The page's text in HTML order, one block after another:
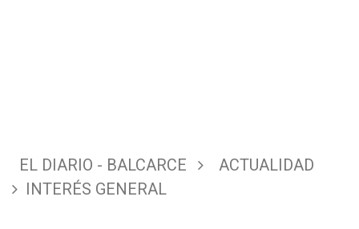
EL DIARIO - BALCARCE
ACTUALIDAD
INTERÉS GENERAL